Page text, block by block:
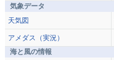
気象データ
天気図
アメダス（実況）
海と風の情報